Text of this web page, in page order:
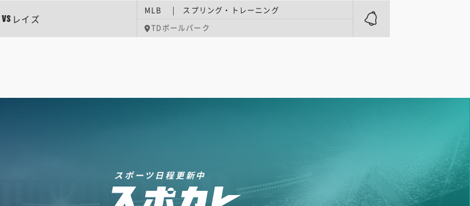
VS レイズ
MLB | スプリング・トレーニング
TDボールパーク
スポーツ日程更新中